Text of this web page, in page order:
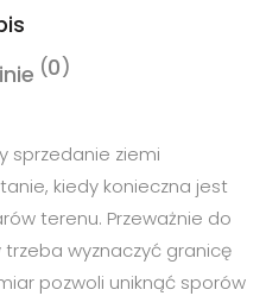
0
sprzedanie ziemi
kiedy konieczna jest
terenu. Przeważnie do
wyznaczyć granicę
pozwoli uniknąć sporów